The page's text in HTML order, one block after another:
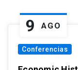
9 AGO
Conferencias